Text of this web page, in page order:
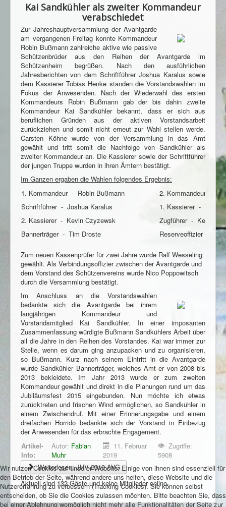
Kai Sandkühler als zweiter Kommandeur
verabschiedet
Zur Jahreshauptversammlung der Avantgarde
am vergangenen Freitag konnte Kommandeur
Robin Bußmann zahlreiche aktive wie passive
Schützenbrüder aus den Reihen der Avantgarde im
Schützenheim begrüßen. Nach den ausführlichen
Jahresberichten von dem Schriftführer Joshua Karalus sowie
dem Kassierer Tobias Henke standen die Vorstandswahlen im
Fokus der Anwesenden. Nach der Wiederwahl des ersten
Kommandeurs Robin Bußmann gab der bis dahin zweite
Kommandeur Kai Sandkühler bekannt, dass er sich aus
beruflichen Gründen aus der aktiven Vorstandsarbeit
zurückziehen und somit nicht erneut zur Wahl stellen werde.
Carsten Köhne wurde von der Versammlung in das Amt
gewählt und tritt somit die Nachfolge von Sandkühler als
zweiter Kommandeur an. Die Kassierer sowie der Schriftführer
der jungen Truppe wurden in ihren Ämtern bestätigt.
Im Ganzen ergaben die Wahlen folgendes Ergebnis:
1. Kommandeur - Robin Bußmann
Schriftführer - Joshua Karalus
2. Kassierer - Kevin Czyzewsk
Bannerträger - Tim Droste
2. Kommandeur -
1. Kassierer - Tobias
Zugführer - Keven
Reserveoffizier - Kai
Zum neuen Kassenprüfer für zwei Jahre wurde Ralf Wesseling
gewählt. Als Verbindungsoffizier zwischen der Avantgarde und
dem Vorstand des Schützenvereins wurde Nico Poppowitsch
durch die Versammlung bestätigt.
Im Anschluss an die Vorstandswahlen
bedankte sich die Avantgarde bei ihrem
langjährigen Kommandeur und
Vorstandsmitglied Kai Sandkühler. In einer imposanten
Zusammenfassung würdigte Bußmann Sandkühlers Arbeit über
all die Jahre in den Reihen des Vorstandes. Kai war immer zur
Stelle, wenn es darum ging anzupacken und zu organisieren,
so Bußmann. Kurz nach seinem Eintritt in die Avantgarde
wurde Sandkühler Bannerträger, welches Amt er von 2008 bis
2013 bekleidete. Im Jahr 2013 wurde er zum zweiten
Kommandeur gewählt und direkt in die Planungen rund um das
Jubiläumsfest 2015 eingebunden. Nun möchte ich etwas
zurücktreten und frischen Wind ermöglichen, so Sandkühler in
einem Zwischendruf. Mit einer Erinnerungsgabe und einem
dreifachen Horrido bedankte sich der Vorstand in Einbezug
der Anwesenden für das erbrachte Engagement.
Artikel-
Info:
Autor: Fabian
Muhr
11. Februar
2019
Zugriffe:
5908
Weiterlesen: JHV 2019 AVG
Aktuell sind 132 Gäste und keine Mitglieder online
Wir nutzen Cookies auf unserer Website. Einige von ihnen sind essenziell für
den Betrieb der Seite, während andere uns helfen, diese Website und die
Nutzererfahrung zu verbessern (Tracking Cookies). Sie können selbst
entscheiden, ob Sie die Cookies zulassen möchten. Bitte beachten Sie, dass
bei einer Ablehnung womöglich nicht mehr alle Funktionalitäten der Seite zur